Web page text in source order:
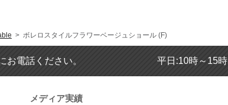
> ボレロスタイルフラワーベージュショール (F)
お電話ください。 平日:10時～15時
メディア実績